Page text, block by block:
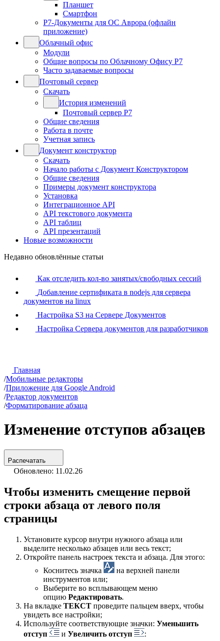
Планшет
Смартфон
Р7-Документы для ОС Аврора (офлайн
приложение)
Облачный офис
Модули
Общие вопросы по Облачному Офису Р7
Часто задаваемые вопросы
Почтовый сервер
Скачать
История изменений
Почтовый сервер Р7
Общие сведения
Работа в почте
Учетная запись
Документ конструктор
Скачать
Начало работы с Документ Конструктором
Общие сведения
Примеры документ конструктора
Установка
Интеграционное API
API текстового документа
API таблиц
API презентаций
Новые возможности
Недавно обновлённые статьи
Как отследить кол-во занятых/свободных сессий
Добавление сертификата в nodejs для сервера
документов на linux
Настройка S3 на Сервере Документов
Настройка Сервера документов для разработчиков
Главная
/Мобильные редакторы
/Приложение для Google Android
/Редактор документов
/Форматирование абзаца
Изменение отступов абзацев
Распечатать
Обновлено: 11.02.26
Чтобы изменить смещение первой
строки абзаца от левого поля
страницы
Установите курсор внутри нужного абзаца или
выделите несколько абзацев или весь текст;
Откройте панель настроек текста и абзаца. Для этого:
Коснитесь значка
на верхней панели
инструментов или;
Выберите во всплывающем меню
опцию Редактировать.
На вкладке ТЕКСТ проведите пальцем вверх, чтобы
увидеть все настройки;
Используйте соответствующие значки: Уменьшить
отступ
и Увеличить отступ :